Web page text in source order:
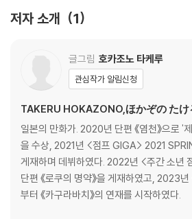
저자 소개 1
글그림 호카조노 타케루
관심작가 알림신청
TAKERU HOKAZONO,ほかぞの た
일본의 만화가. 2020년 단편 《염천》으로 '
을 수상, 2021년 <점프 GIGA> 2021
게재하며 데뷔하였다. 2022년 <주간 소년
단편 《로쿠의 명약》을 게재하였고, 2023
부터 《카구라바치》의 연재를 시작하였다.